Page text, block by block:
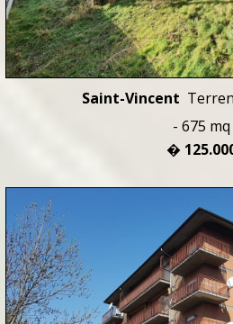
Saint-Vincent
- 675 mq
�